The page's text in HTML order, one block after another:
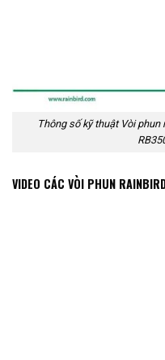
Thông số kỹ thuật Vòi
VIDEO CÁC VÒI PHUN